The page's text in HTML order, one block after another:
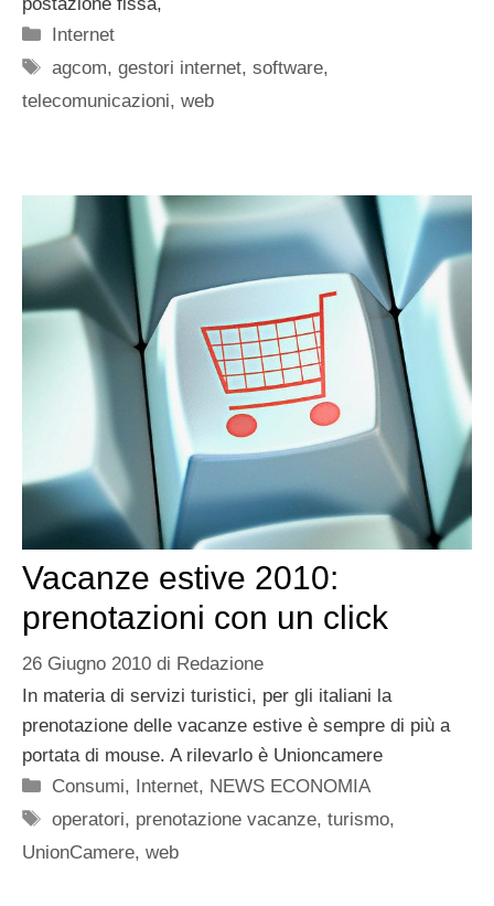
Categorie
Internet
Tag
agcom,gestori internet,software,
telecomunicazioni, web
Vacanze estive 2010:
prenotazioni con un click
26 Giugno 2010 di Redazione
In materia di servizi turistici, per gli italiani la
prenotazione delle vacanze estive è sempre di più a
portata di mouse. A rilevarlo è Unioncamere
Categorie
Consumi, Internet, NEWS ECONOMIA
Tag
operatori, prenotazione vacanze,turismo,
UnionCamere, web